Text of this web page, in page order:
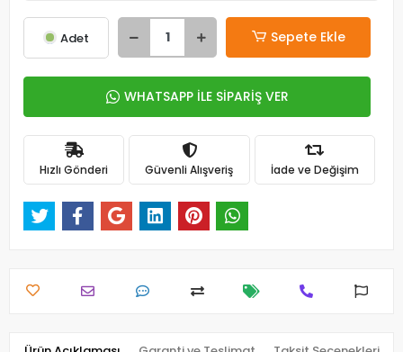
Adet Sepete Ekle
WHATSAPP İLE SİPARİŞ VER
Hızlı Gönderi Güvenli Alışveriş İade ve Değişim